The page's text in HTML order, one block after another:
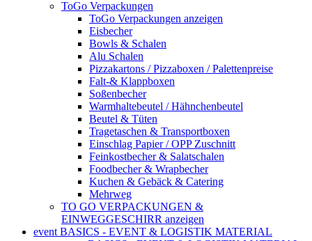
ToGo Verpackungen
ToGo Verpackungen anzeigen
Eisbecher
Bowls & Schalen
Alu Schalen
Pizzakartons / Pizzaboxen / Palettenpreise
Falt-& Klappboxen
Soßenbecher
Warmhaltebeutel / Hähnchenbeutel
Beutel & Tüten
Tragetaschen & Transportboxen
Einschlag Papier / OPP Zuschnitt
Feinkostbecher & Salatschalen
Foodbecher & Wrapbecher
Kuchen & Gebäck & Catering
Mehrweg
TO GO VERPACKUNGEN &
EINWEGGESCHIRR anzeigen
event BASICS - EVENT & LOGISTIK MATERIAL